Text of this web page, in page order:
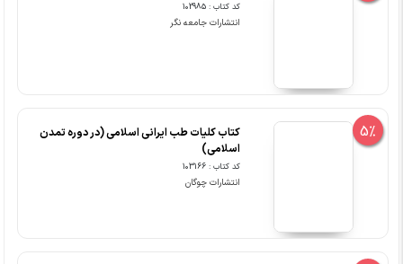
کد کتاب : 102985
انتشارات جامعه نگر
5%
کتاب کلیات طب ایرانی اسلامی (در دوره تمدن
اسلامی)
کد کتاب : 103166
انتشارات چوگان